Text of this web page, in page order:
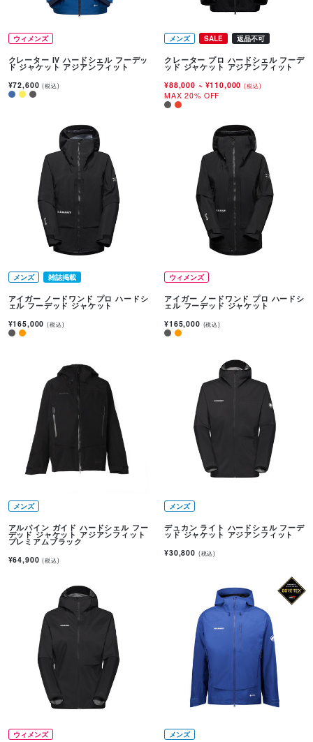
ウィメンズ
クレーター IV ハードシェル フーデッ
ド ジャケット アジアンフィット
¥72,600(税込)
メンズ SALE 返品不可
クレーター プロ ハードシェル フーデ
ッド ジャケット アジアンフィット
¥88,000 ~ ¥110,000(税込)
MAX 20% OFF
メンズ 雑誌掲載
アイガー ノードワンド プロ ハードシ
ェル フーデッド ジャケット
¥165,000(税込)
ウィメンズ
アイガー ノードワンド プロ ハードシ
ェル フーデッド ジャケット
¥165,000 (税込)
メンズ
アルパイン ガイド ハードシェル フー
デッド ジャケット アジアンフィット
プレミアムブラック
¥64,900(税込)
メンズ
デュカン ライト ハードシェル フーデ
ッド ジャケット アジアンフィット
¥30,800 (税込)
ウィメンズ メンズ